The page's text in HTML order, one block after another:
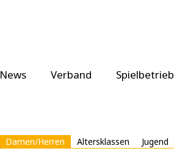
News Verband Spielbetrieb
Damen/Herren Altersklassen Jugend